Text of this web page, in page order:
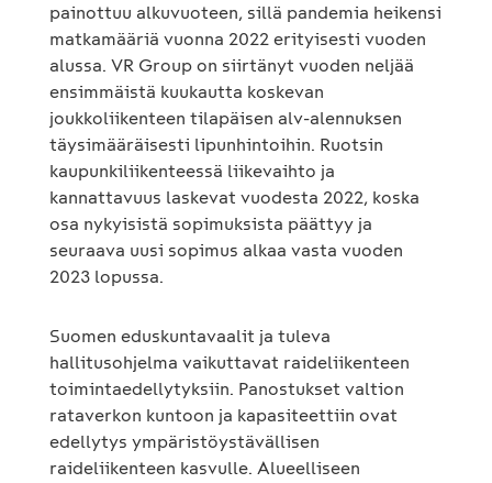
painottuu alkuvuoteen, sillä pandemia heikensi
matkamääriä vuonna 2022 erityisesti vuoden
alussa. VR Group on siirtänyt vuoden neljää
ensimmäistä kuukautta koskevan
joukkoliikenteen tilapäisen alv-alennuksen
täysimääräisesti lipunhintoihin. Ruotsin
kaupunkiliikenteessä liikevaihto ja
kannattavuus laskevat vuodesta 2022, koska
osa nykyisistä sopimuksista päättyy ja
seuraava uusi sopimus alkaa vasta vuoden
2023 lopussa.
Suomen eduskuntavaalit ja tuleva
hallitusohjelma vaikuttavat raideliikenteen
toimintaedellytyksiin. Panostukset valtion
rataverkon kuntoon ja kapasiteettiin ovat
edellytys ympäristöystävällisen
raideliikenteen kasvulle. Alueelliseen